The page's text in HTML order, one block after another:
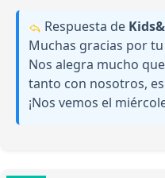
Respuesta de
Muchas gracias por
Nos alegra mucho
tanto con nosotros,
¡Nos vemos el